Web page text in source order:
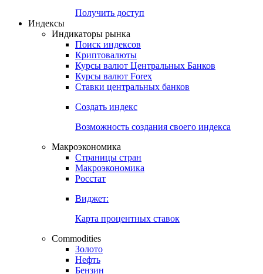
Попробуйте7-дневный
Откройте глобальную базу данных
Получить доступ
Индикаторы рынка
Поиск индексов
Курсы валют Центральных Банков
Ставки центральных банков
Создать индекс
Возможность создания своего индекса
Страницы стран
Росстат
Виджет:
Карта процентных ставок